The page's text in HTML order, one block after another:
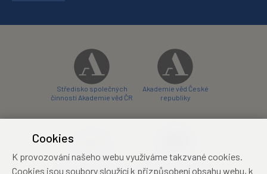
Středisko společných
činností Akademie věd ČR
Akademie věd České
republiky
Zámecký hotel Třešť
Cookies
K provozování našeho webu využíváme takzvané cookies.
Cookies jsou soubory sloužící k přizpůsobení obsahu webu, k